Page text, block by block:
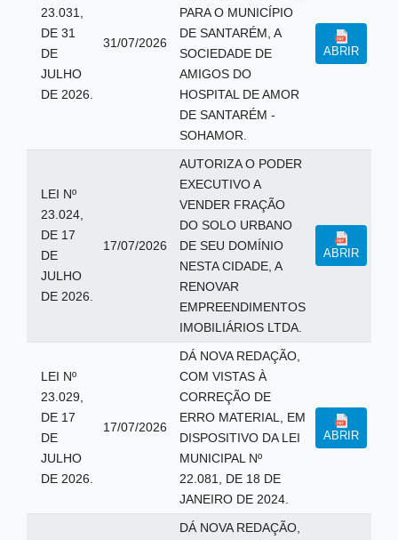
23.031,
DE 31
DE
JULHO
DE 2026.
31/07/2026
PARA O MUNICÍPIO
DE SANTARÉM, A
SOCIEDADE DE
AMIGOS DO
HOSPITAL DE AMOR
DE SANTARÉM -
SOHAMOR.
ABRIR
LEI Nº
23.024,
DE 17
DE
JULHO
DE 2026.
17/07/2026
AUTORIZA O PODER
EXECUTIVO A
VENDER FRAÇÃO
DO SOLO URBANO
DE SEU DOMÍNIO
NESTA CIDADE, A
RENOVAR
EMPREENDIMENTOS
IMOBILIÁRIOS LTDA.
ABRIR
LEI Nº
23.029,
DE 17
DE
JULHO
DE 2026.
17/07/2026
DÁ NOVA REDAÇÃO,
COM VISTAS À
CORREÇÃO DE
ERRO MATERIAL, EM
DISPOSITIVO DA LEI
MUNICIPAL Nº
22.081, DE 18 DE
JANEIRO DE 2024.
ABRIR
DÁ NOVA REDAÇÃO,